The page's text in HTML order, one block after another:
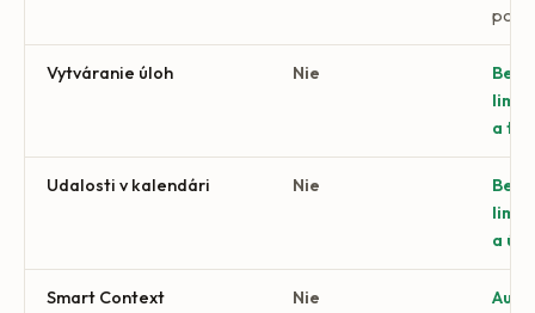
Vytváranie úloh Nie
Bez
a
Udalosti v kalendári Nie
Bez
a
Smart Context Nie